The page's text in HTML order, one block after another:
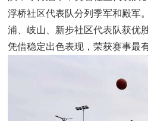
浮桥社区代表队分列季军和殿军
浦、岐山、新步社区代表队获优
凭借稳定出色表现，荣获赛事最